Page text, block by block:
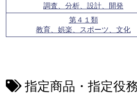
調査、分析、設計、開発
第４１類
教育、娯楽、スポーツ、文化
指定商品・指定役